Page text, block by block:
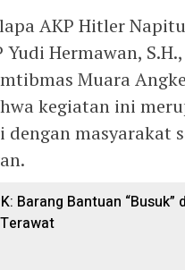
AKP Hitler
Hermawan,
Muara
kegiatan ini
masyarakat
Barang Bantuan “Busuk”